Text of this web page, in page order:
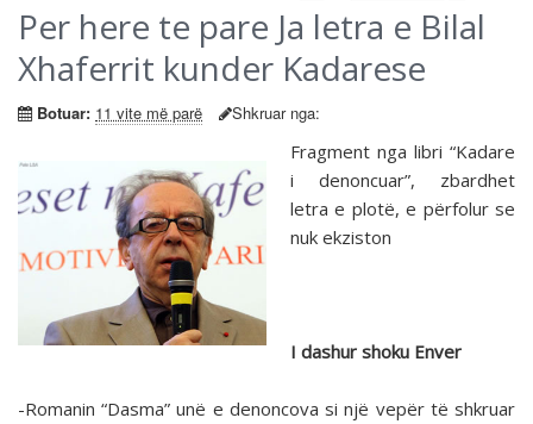
Per here te pare Ja letra e Bilal
Xhaferrit kunder Kadarese
Botuar: 11 vite më parë Shkruar nga:
Fragment nga libri “Kadare
i denoncuar”, zbardhet
letra e plotë, e përfolur se
nuk ekziston
I dashur shoku Enver
-Romanin “Dasma” unë e denoncova si një vepër të shkruar